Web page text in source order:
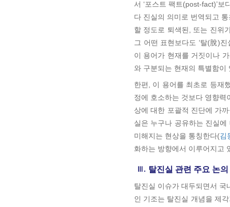
서 ‘포스트 팩트(post-fact)’보
다 진실의 의미로 번역되고
할 정도로 퇴색된, 또는 진위
그 어떤 표현보다도 ‘탈(脫)
이 용어가 현재를 거짓이나
와 구분되는 현재의 특별함
한편, 이 용어를 최초로 등재
정에 호소하는 것보다 영향력
상에 대한 포괄적 진단에 가
실은 누구나 공유하는 진실
미해지는 현상을 통칭한다(김
화하는 방향에서 이루어지고
Ⅲ. 탈진실 관련 주요 논의
탈진실 이슈가 대두되면서
인 기조는 탈진실 개념을 제